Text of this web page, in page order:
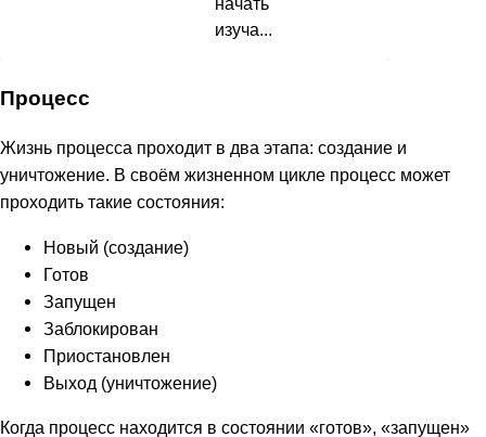
начать
изуча...
Процесс
Жизнь процесса проходит в два этапа: создание и
уничтожение. В своём жизненном цикле процесс может
проходить такие состояния:
Новый (создание)
Готов
Запущен
Заблокирован
Приостановлен
Выход (уничтожение)
Когда процесс находится в состоянии «готов», «запущен»